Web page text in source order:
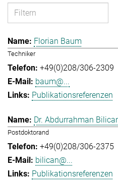
Florian Baum
Techniker
+49(0)208/306-2309
baum@...
Publikationsreferenzen
Dr. Abdurrahman
Postdoktorand
+49(0)208/306-2375
bilican@...
Publikationsreferenzen